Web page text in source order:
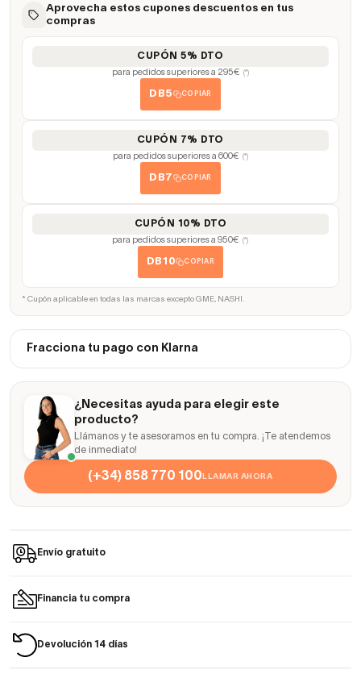
Aprovecha estos cupones descuentos en tus
compras
CUPÓN 5% DTO
para pedidos superiores a 295€ (*)
DB5 COPIAR
CUPÓN 7% DTO
para pedidos superiores a 600€ (*)
DB7 COPIAR
CUPÓN 10% DTO
para pedidos superiores a 950€ (*)
DB10 COPIAR
* Cupón aplicable en todas las marcas excepto GME, NASHI.
Fracciona tu pago con Klarna
¿Necesitas ayuda para elegir este
producto?
Llámanos y te asesoramos en tu compra. ¡Te atendemos
de inmediato!
(+34) 858 770 100LLAMAR AHORA
Envío gratuito
Financia tu compra
Devolución 14 días